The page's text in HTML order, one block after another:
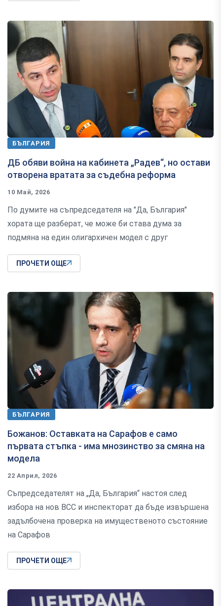
БЪЛГАРИЯ
ДБ обяви война на кабинета „Радев“, но остави
отворена вратата за съдебна реформа
10 Май, 2026
По думите на съпредседателя на "Да, България"
хората ще разберат, че може би става дума за
подмяна на един олигархичен модел с друг
ПРОЧЕТИ ОЩЕ
БЪЛГАРИЯ
Божанов: Оставката на Сарафов е само
първата стъпка - има мнозинство за смяна на
модела
22 Април, 2026
Съпредседателят на „Да, България“ настоя след
избора на нов ВСС и инспекторат да бъде извършена
задълбочена проверка на имущественото състояние
на Сарафов
ПРОЧЕТИ ОЩЕ